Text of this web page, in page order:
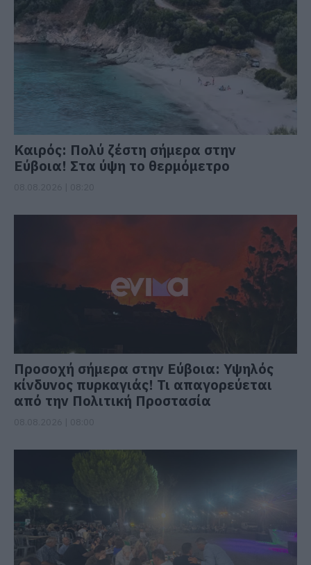
Καιρός: Πολύ ζέστη σήμερα στην
Εύβοια! Στα ύψη το θερμόμετρο
Προσοχή σήμερα στην Εύβοια: Υψηλός
κίνδυνος πυρκαγιάς! Τι απαγορεύεται
από την Πολιτική Προστασία